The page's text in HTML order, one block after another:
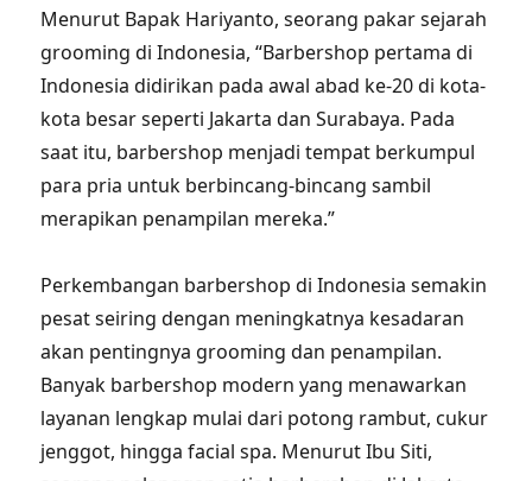
Menurut Bapak Hariyanto, seorang pakar sejarah
grooming di Indonesia, “Barbershop pertama di
Indonesia didirikan pada awal abad ke-20 di kota-
kota besar seperti Jakarta dan Surabaya. Pada
saat itu, barbershop menjadi tempat berkumpul
para pria untuk berbincang-bincang sambil
merapikan penampilan mereka.”
Perkembangan barbershop di Indonesia semakin
pesat seiring dengan meningkatnya kesadaran
akan pentingnya grooming dan penampilan.
Banyak barbershop modern yang menawarkan
layanan lengkap mulai dari potong rambut, cukur
jenggot, hingga facial spa. Menurut Ibu Siti,